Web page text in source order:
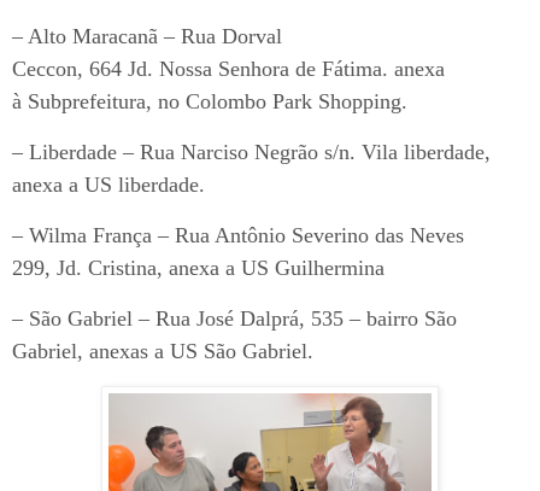
– Alto Maracanã – Rua Dorval
Ceccon, 664 Jd. Nossa Senhora de Fátima. anexa
à Subprefeitura, no Colombo Park Shopping.
– Liberdade – Rua Narciso Negrão s/n. Vila liberdade,
anexa a US liberdade.
– Wilma França – Rua Antônio Severino das Neves
299, Jd. Cristina, anexa a US Guilhermina
– São Gabriel – Rua José Dalprá, 535 – bairro São
Gabriel, anexas a US São Gabriel.